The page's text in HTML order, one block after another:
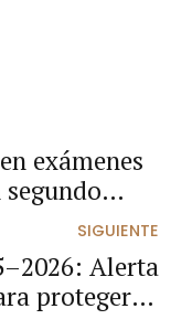
exámenes
SIGUIENTE
Alerta
proteger la